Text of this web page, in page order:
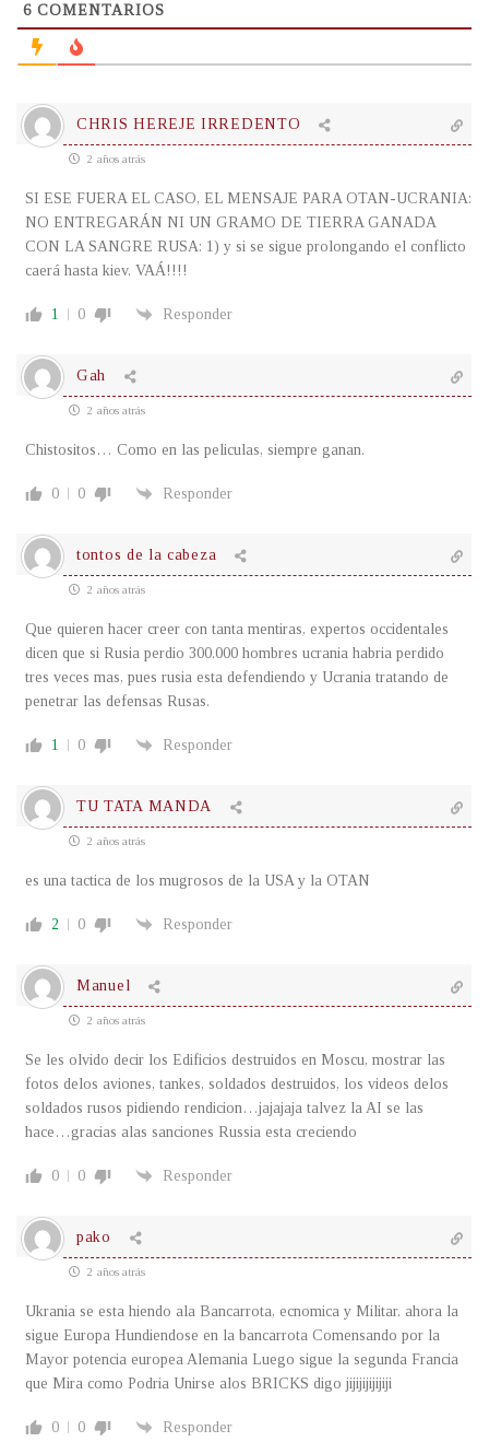
6 COMENTARIOS
CHRIS HEREJE IRREDENTO
2 años atrás
SI ESE FUERA EL CASO, EL MENSAJE PARA OTAN-UCRANIA:
NO ENTREGARÁN NI UN GRAMO DE TIERRA GANADA
CON LA SANGRE RUSA: 1) y si se sigue prolongando el conflicto
caerá hasta kiev. VAÁ!!!!
1 0 Responder
Gah
2 años atrás
Chistositos… Como en las peliculas, siempre ganan.
0 0 Responder
tontos de la cabeza
2 años atrás
Que quieren hacer creer con tanta mentiras, expertos occidentales
dicen que si Rusia perdio 300.000 hombres ucrania habria perdido
tres veces mas, pues rusia esta defendiendo y Ucrania tratando de
penetrar las defensas Rusas.
1 0 Responder
TU TATA MANDA
2 años atrás
es una tactica de los mugrosos de la USA y la OTAN
2 0 Responder
Manuel
2 años atrás
Se les olvido decir los Edificios destruidos en Moscu, mostrar las
fotos delos aviones, tankes, soldados destruidos, los videos delos
soldados rusos pidiendo rendicion…jajajaja talvez la AI se las
hace…gracias alas sanciones Russia esta creciendo
0 0 Responder
pako
2 años atrás
Ukrania se esta hiendo ala Bancarrota, ecnomica y Militar. ahora la
sigue Europa Hundiendose en la bancarrota Comensando por la
Mayor potencia europea Alemania Luego sigue la segunda Francia
que Mira como Podria Unirse alos BRICKS digo jijijijijijiji
0 0 Responder